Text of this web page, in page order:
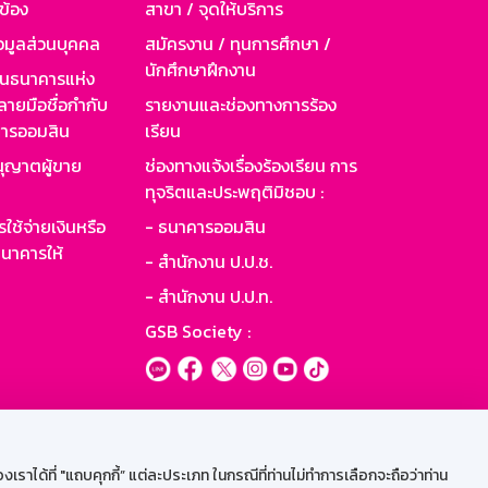
ได้ที่ "แถบคุกกี้” แต่ละประเภท ในกรณีที่ท่านไม่ทำการเลือกจะถือว่าท่าน
อง
มูลส่วนบุคคล
นาคารแห่ง
ายมือชื่อกำกับ
รออมสิน
ญาตผู้ขาย
ช้จ่ายเงินหรือ
คารให้
สาขา / จุดให้บริการ
สมัครงาน / ทุนการศึกษา /
นักศึกษาฝึกงาน
รายงานและช่องทางการร้อง
เรียน
ช่องทางแจ้งเรื่องร้องเรียน การ
ทุจริตและประพฤติมิชอบ :
- ธนาคารออมสิน
- สำนักงาน ป.ป.ช.
- สำนักงาน ป.ป.ท.
GSB Society :